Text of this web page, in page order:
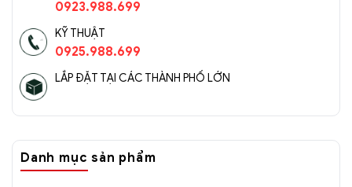
0923.988.699
KỸ THUẬT
0925.988.699
LẮP ĐẶT TẠI CÁC THÀNH PHỐ LỚN
Danh mục sản phẩm